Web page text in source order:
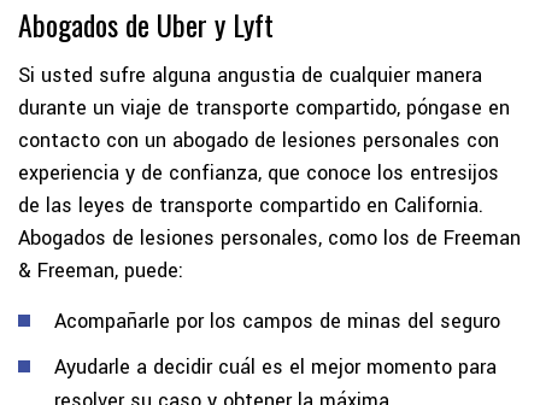
Abogados de Uber y Lyft
Si usted sufre alguna angustia de cualquier manera
durante un viaje de transporte compartido, póngase en
contacto con un abogado de lesiones personales con
experiencia y de confianza, que conoce los entresijos
de las leyes de transporte compartido en California.
Abogados de lesiones personales, como los de Freeman
& Freeman, puede:
Acompañarle por los campos de minas del seguro
Ayudarle a decidir cuál es el mejor momento para